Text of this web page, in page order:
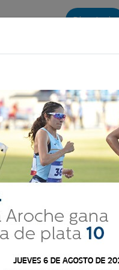
Directorio
LA VOZ 25
de Bandas 2026
La